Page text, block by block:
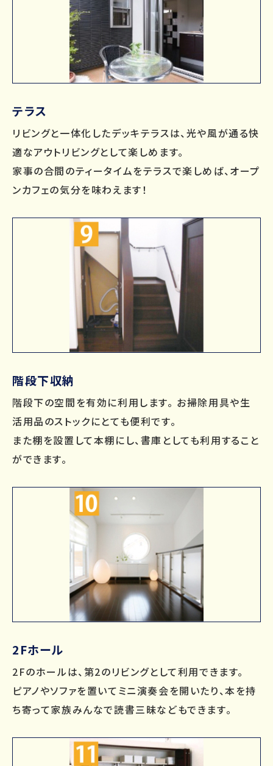
テラス
リビングと一体化したデッキテラスは、光や風が通る快
適なアウトリビングとして楽しめます。
家事の合間のティータイムをテラスで楽しめば、オープ
ンカフェの気分を味わえます！
階段下収納
階段下の空間を有効に利用します。 お掃除用具や生
活用品のストックにとても便利です。
また棚を設置して本棚にし、書庫としても利用すること
ができます。
2Fホール
2Fのホールは、第2のリビングとして利用できます。
ピアノやソファを置いてミニ演奏会を開いたり、本を持
ち寄って家族みんなで読書三昧などもできます。